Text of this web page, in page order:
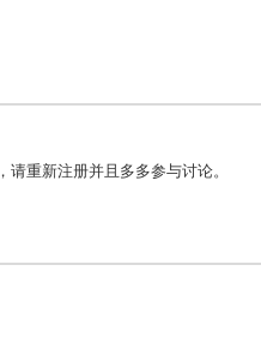
重新注册并且多多参与讨论。